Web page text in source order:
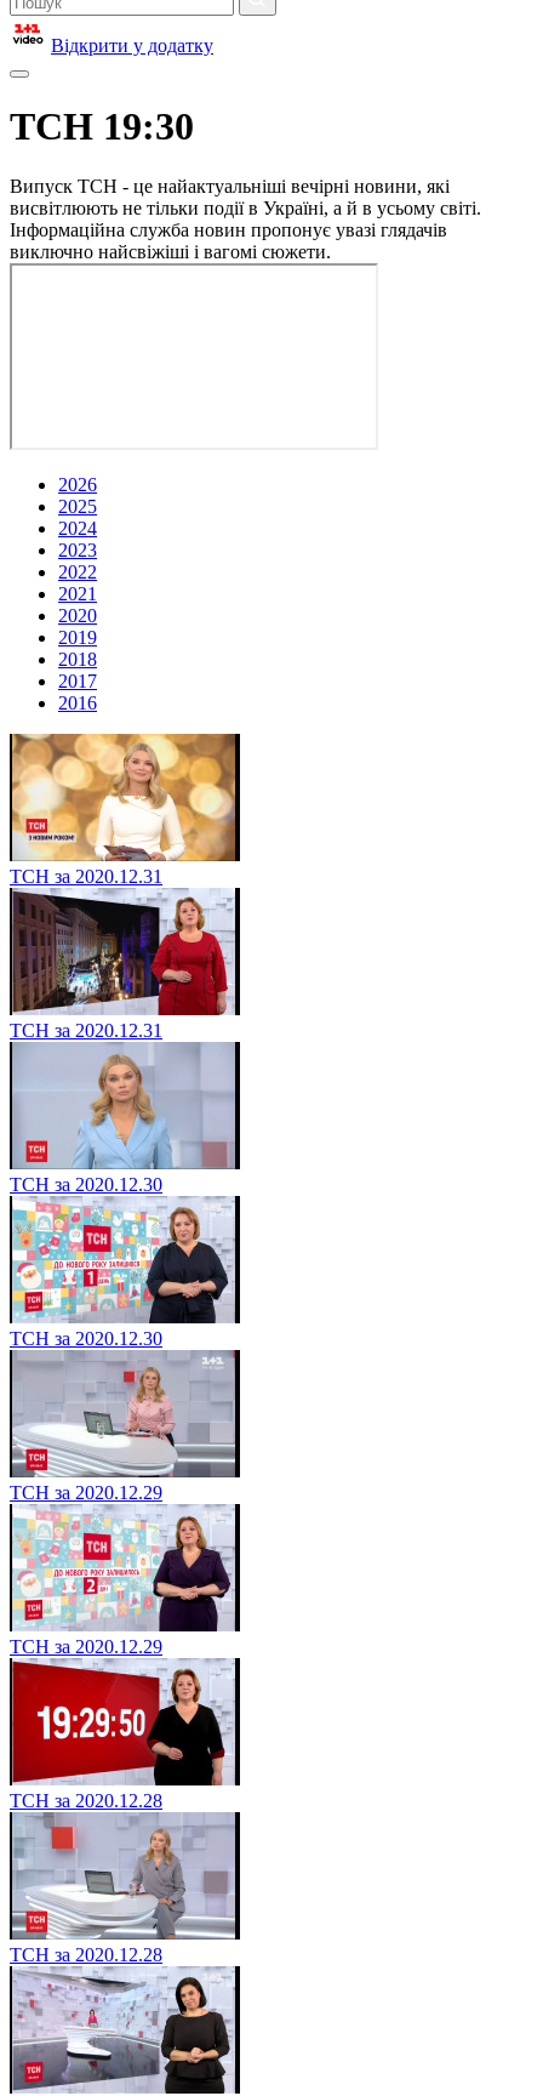
Відкрити у додатку
ТСН 19:30
Випуск ТСН - це найактуальніші вечірні новини, які
висвітлюють не тільки події в Україні, а й в усьому світі.
Інформаційна служба новин пропонує увазі глядачів
виключно найсвіжіші і вагомі сюжети.
2026
2025
2024
2023
2022
2021
2020
2019
2018
2017
2016
ТСН за 2020.12.31
ТСН за 2020.12.31
ТСН за 2020.12.30
ТСН за 2020.12.30
ТСН за 2020.12.29
ТСН за 2020.12.29
ТСН за 2020.12.28
ТСН за 2020.12.28